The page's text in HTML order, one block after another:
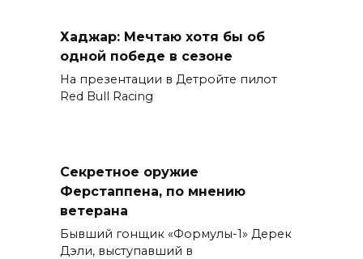
Хаджар: Мечтаю хотя бы об
одной победе в сезоне
На презентации в Детройте пилот
Red Bull Racing
Секретное оружие
Ферстаппена, по мнению
ветерана
Бывший гонщик «Формулы-1» Дерек
Дэли, выступавший в